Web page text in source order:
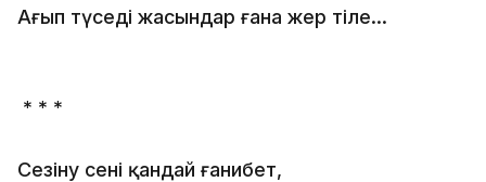
Ағып түседі жасындар ғана жер тіле...
* * *
Сезіну сені қандай ғанибет,